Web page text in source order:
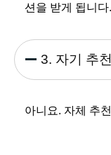
션을 받게 됩니다.
3. 자기 추
아니요. 자체 추